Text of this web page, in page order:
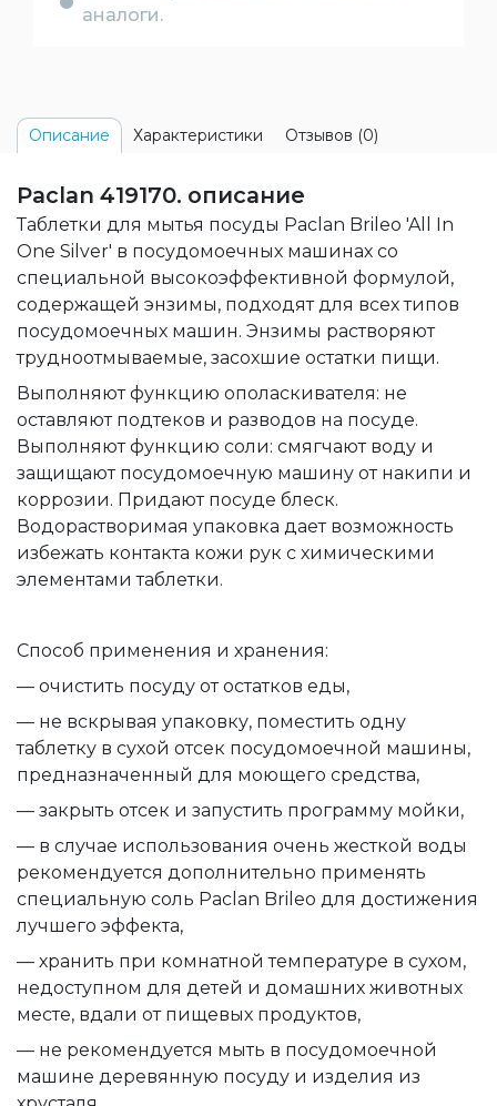
аналоги.
Описание Характеристики Отзывов (0)
Paclan 419170. описание
Таблетки для мытья посуды Paclan Brileo 'All In
One Silver' в посудомоечных машинах со
специальной высокоэффективной формулой,
содержащей энзимы, подходят для всех типов
посудомоечных машин. Энзимы растворяют
трудноотмываемые, засохшие остатки пищи.
Выполняют функцию ополаскивателя: не
оставляют подтеков и разводов на посуде.
Выполняют функцию соли: смягчают воду и
защищают посудомоечную машину от накипи и
коррозии. Придают посуде блеск.
Водорастворимая упаковка дает возможность
избежать контакта кожи рук с химическими
элементами таблетки.
Способ применения и хранения:
— очистить посуду от остатков еды,
— не вскрывая упаковку, поместить одну
таблетку в сухой отсек посудомоечной машины,
предназначенный для моющего средства,
— закрыть отсек и запустить программу мойки,
— в случае использования очень жесткой воды
рекомендуется дополнительно применять
специальную соль Paclan Brileo для достижения
лучшего эффекта,
— хранить при комнатной температуре в сухом,
недоступном для детей и домашних животных
месте, вдали от пищевых продуктов,
— не рекомендуется мыть в посудомоечной
машине деревянную посуду и изделия из